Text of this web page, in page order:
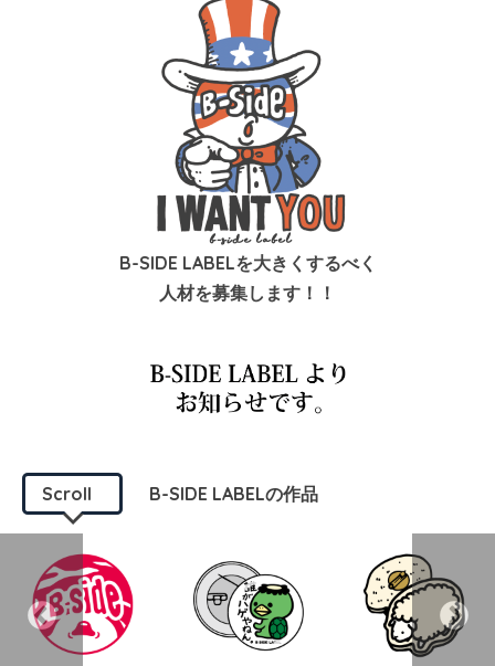
B-SIDE LABELを大きくするべく
人材を募集します！！
Scroll B-SIDE LABELの作品